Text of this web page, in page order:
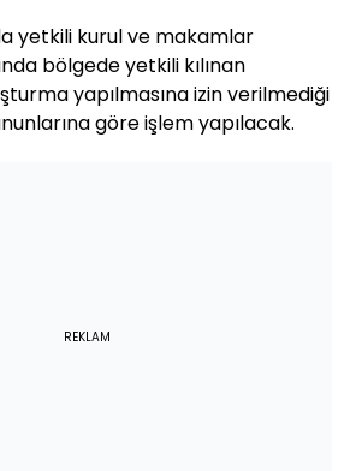
yetkili kurul ve makamlar
bölgede yetkili kılınan
yapılmasına izin verilmediği
göre işlem yapılacak.
REKLAM